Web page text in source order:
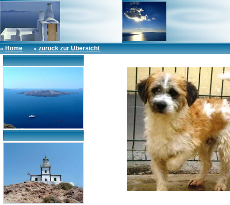
» Home »zurück zur Übersicht